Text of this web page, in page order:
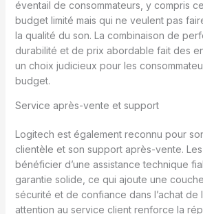
éventail de consommateurs, y compris
budget limité mais qui ne veulent pas
la qualité du son. La combinaison de
durabilité et de prix abordable fait des
un choix judicieux pour les
budget.
Service après-vente et support
Logitech est également reconnu pour
clientèle et son support après-vente.
bénéficier d’une assistance technique
garantie solide, ce qui ajoute une
sécurité et de confiance dans l’achat de
attention au service client renforce la